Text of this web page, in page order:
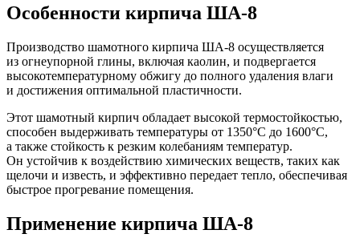
Особенности кирпича ША-8
Производство шамотного кирпича ША-8 осуществляется
из огнеупорной глины, включая каолин, и подвергается
высокотемпературному обжигу до полного удаления влаги
и достижения оптимальной пластичности.
Этот шамотный кирпич обладает высокой термостойкостью,
способен выдерживать температуры от 1350°C до 1600°C,
а также стойкость к резким колебаниям температур.
Он устойчив к воздействию химических веществ, таких как
щелочи и известь, и эффективно передает тепло, обеспечивая
быстрое прогревание помещения.
Применение кирпича ША-8